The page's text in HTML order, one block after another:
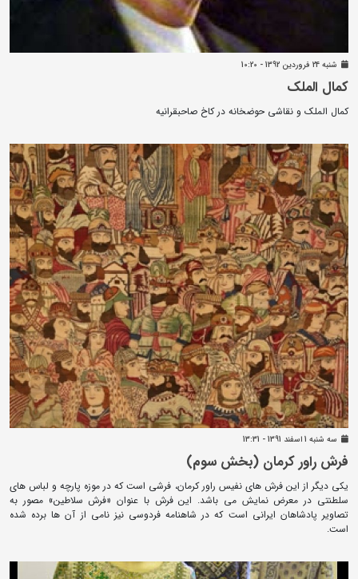
شنبه 24 فروردين 1392 - 10:20
کمال الملک
کمال الملک و نقاشی حوضخانه در کاخ صاحبقرانیه
سه شنبه 1 اسفند 1391 - 13:31
فرش راور کرمان (بخش سوم)
یکی دیگر از این فرش های نفیس راور کرمان، فرشی است که در موزه پارچه و لباس های
سلطنتی در معرض نمایش می باشد. این فرش با عنوان «فرش سلاطین» مصور به
تصاویر پادشاهان ایرانی است که در شاهنامه فردوسی نیز نامی از آن ها برده شده
است.